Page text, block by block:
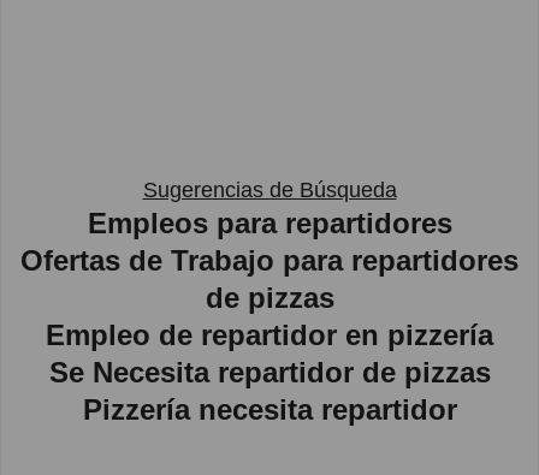
Sugerencias de Búsqueda
Empleos para repartidores
Ofertas de Trabajo para repartidores
de pizzas
Empleo de repartidor en pizzería
Se Necesita repartidor de pizzas
Pizzería necesita repartidor